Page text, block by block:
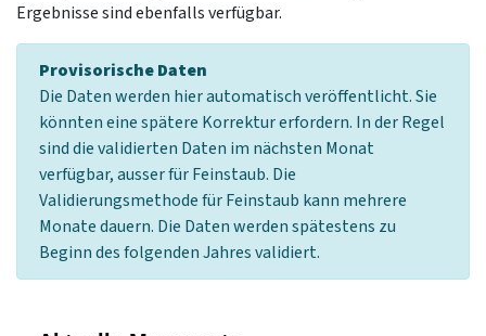
Ergebnisse sind ebenfalls verfügbar.
Provisorische Daten
Die Daten werden hier automatisch veröffentlicht. Sie
könnten eine spätere Korrektur erfordern. In der Regel
sind die validierten Daten im nächsten Monat
verfügbar, ausser für Feinstaub. Die
Validierungsmethode für Feinstaub kann mehrere
Monate dauern. Die Daten werden spätestens zu
Beginn des folgenden Jahres validiert.